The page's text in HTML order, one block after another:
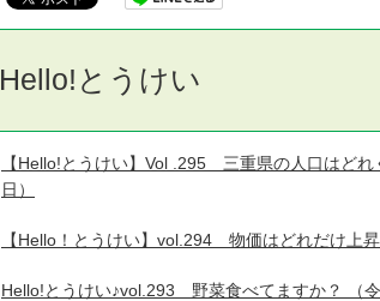
Hello!とうけい
【Hello!とうけい】Vol .295 三重県の人口はど
日）
【Hello！とうけい】vol.294 物価はどれだけ上
Hello!とうけい♪vol.293 野菜食べてますか？ （